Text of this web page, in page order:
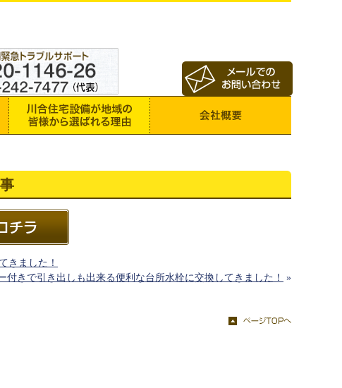
きました！
付きで引き出しも出来る便利な台所水栓に交換してきました！
»